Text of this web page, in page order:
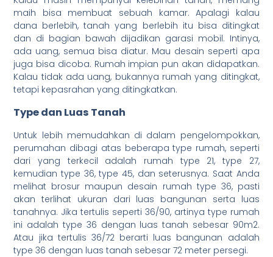
maih bisa membuat sebuah kamar. Apalagi kalau
dana berlebih, tanah yang berlebih itu bisa ditingkat
dan di bagian bawah dijadikan garasi mobil. Intinya,
ada uang, semua bisa diatur. Mau desain seperti apa
juga bisa dicoba. Rumah impian pun akan didapatkan.
Kalau tidak ada uang, bukannya rumah yang ditingkat,
tetapi kepasrahan yang ditingkatkan.
Type dan Luas Tanah
Untuk lebih memudahkan di dalam pengelompokkan,
perumahan dibagi atas beberapa type rumah, seperti
dari yang terkecil adalah rumah type 21, type 27,
kemudian type 36, type 45, dan seterusnya. Saat Anda
melihat brosur maupun desain rumah type 36, pasti
akan terlihat ukuran dari luas bangunan serta luas
tanahnya. Jika tertulis seperti 36/90, artinya type rumah
ini adalah type 36 dengan luas tanah sebesar 90m2.
Atau jika tertulis 36/72 berarti luas bangunan adalah
type 36 dengan luas tanah sebesar 72 meter persegi.